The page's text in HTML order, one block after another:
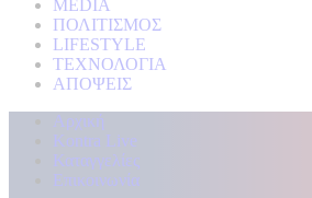
MEDIA
ΠΟΛΙΤΙΣΜΟΣ
LIFESTYLE
ΤΕΧΝΟΛΟΓΙΑ
ΑΠΟΨΕΙΣ
Αρχική
Kontra Live
Καταγγελίες
Επικοινωνία